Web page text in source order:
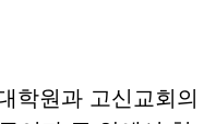
학원과 고신교회의